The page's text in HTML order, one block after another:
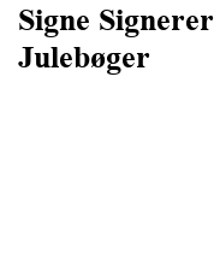
Signe Signerer
Julebøger